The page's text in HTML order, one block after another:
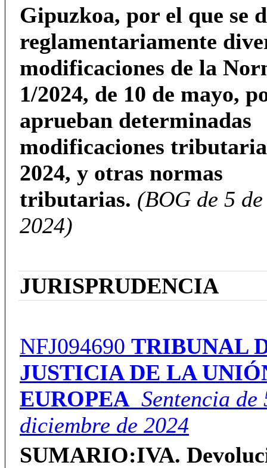
Gipuzkoa, por el que se
reglamentariamente
modificaciones de la
1/2024, de 10 de mayo,
aprueban determinadas
modificaciones
2024, y otras normas
tributarias. (BOG de 5
2024)
JURISPRUDENCIA
NFJ094690 TRIBUNAL
JUSTICIA DE LA
EUROPEA Sentencia de
diciembre de 2024
SUMARIO:IVA.